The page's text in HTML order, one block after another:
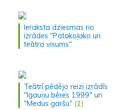
Ieraksta dziesmas no
izrādes "Patakoļako un
teātra visums"
Teātrī pēdējo reizi izrādīs
"Igauņu bēres 1999" un
"Medus garšu" (1)